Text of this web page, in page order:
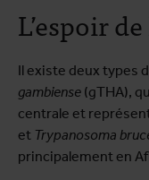
L’espoir
Il existe deux types
gambiense (gTHA),
centrale et
et Trypanosoma
principalement en